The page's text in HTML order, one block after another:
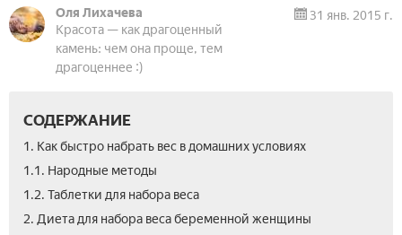
Оля Лихачева
Красота — как драгоценный
камень: чем она проще, тем
драгоценнее :)
31 янв. 2015 г.
СОДЕРЖАНИЕ
1. Как быстро набрать вес в домашних условиях
1.1. Народные методы
1.2. Таблетки для набора веса
2. Диета для набора веса беременной женщины